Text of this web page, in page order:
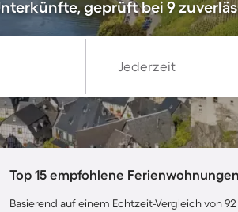
geprüft bei 9
Jederzeit
Top 15 empfohlene
Basierend auf einem Echtzeit-Vergleich von